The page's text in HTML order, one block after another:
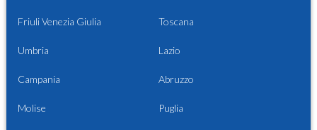
Friuli Venezia Giulia Toscana
Umbria Lazio
Campania Abruzzo
Molise Puglia